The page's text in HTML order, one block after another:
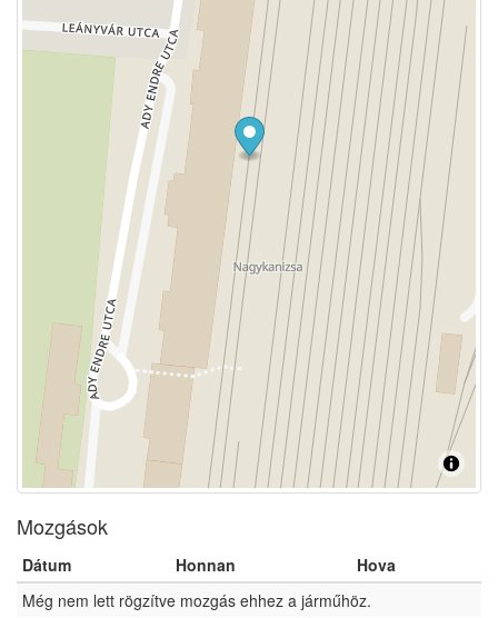
Mozgások
Dátum Honnan
Hova
Még nem lett rögzítve mozgás ehhez a járműhöz.